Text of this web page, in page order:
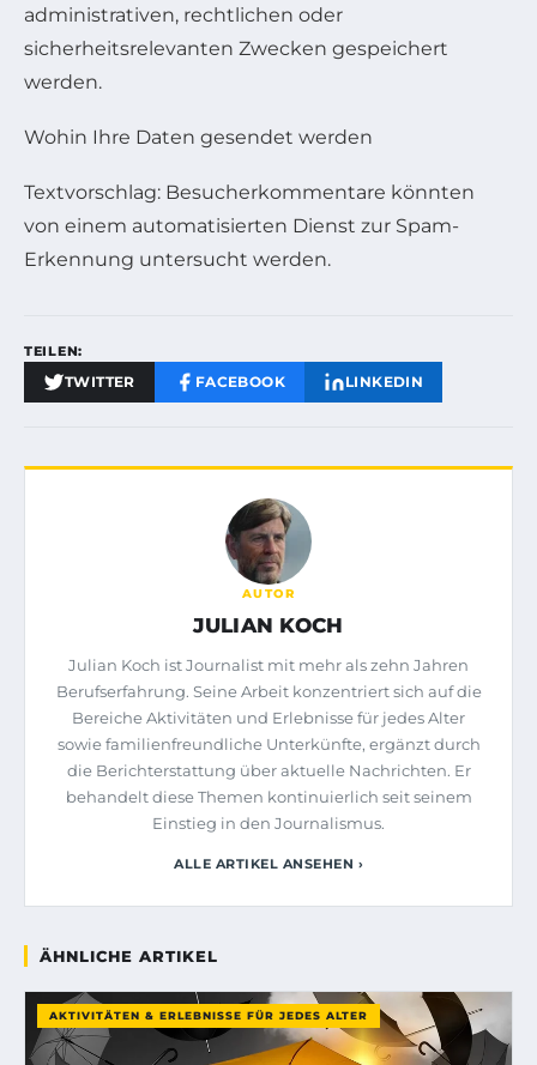
administrativen, rechtlichen oder
sicherheitsrelevanten Zwecken gespeichert
werden.
Wohin Ihre Daten gesendet werden
Textvorschlag: Besucherkommentare könnten
von einem automatisierten Dienst zur Spam-
Erkennung untersucht werden.
TEILEN:
TWITTER FACEBOOK LINKEDIN
AUTOR
JULIAN KOCH
Julian Koch ist Journalist mit mehr als zehn Jahren
Berufserfahrung. Seine Arbeit konzentriert sich auf die
Bereiche Aktivitäten und Erlebnisse für jedes Alter
sowie familienfreundliche Unterkünfte, ergänzt durch
die Berichterstattung über aktuelle Nachrichten. Er
behandelt diese Themen kontinuierlich seit seinem
Einstieg in den Journalismus.
ALLE ARTIKEL ANSEHEN ›
ÄHNLICHE ARTIKEL
AKTIVITÄTEN & ERLEBNISSE FÜR JEDES ALTER